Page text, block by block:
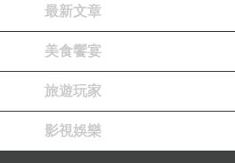
最新文章
美食饗宴
旅遊玩家
影視娛樂